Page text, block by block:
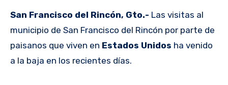
San Francisco del Rincón, Gto.- Las visitas al
municipio de San Francisco del Rincón por parte de
paisanos que viven en Estados Unidos ha venido
a la baja en los recientes días.